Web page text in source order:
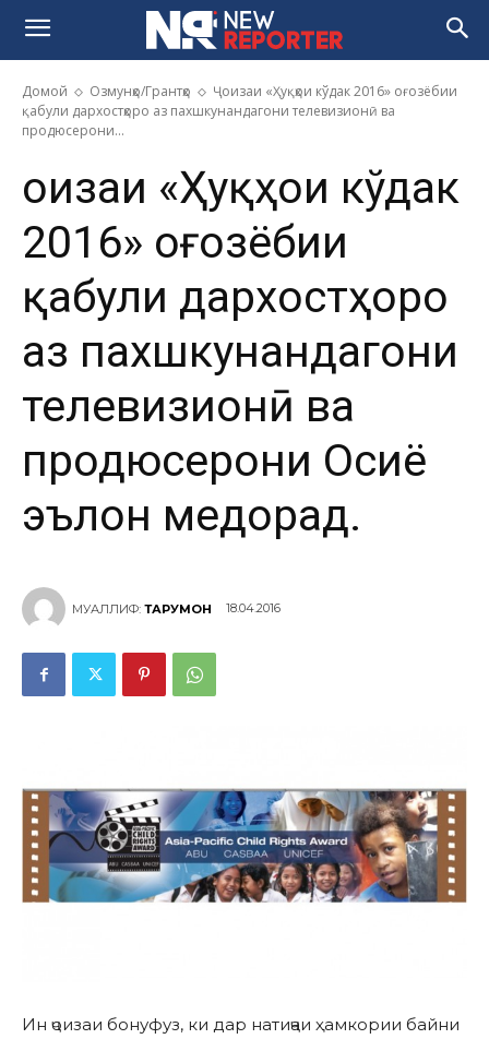
Домой Озмунҳо/Грантҳо
Ҷоизаи «Ҳуқҳои кўдак 2016» оғозёбии
қабули дархостҳоро аз пахшкунандагони телевизионӣ ва
продюсерони...
Ҷоизаи «Ҳуқҳои кўдак
2016» оғозёбии
қабули дархостҳоро
аз пахшкунандагони
телевизионӣ ва
продюсерони Осиё
эълон медорад.
МУАЛЛИФ: ТАРҶУМОН 18.04.2016
Ин ҷоизаи бонуфуз, ки дар натиҷаи ҳамкории байни